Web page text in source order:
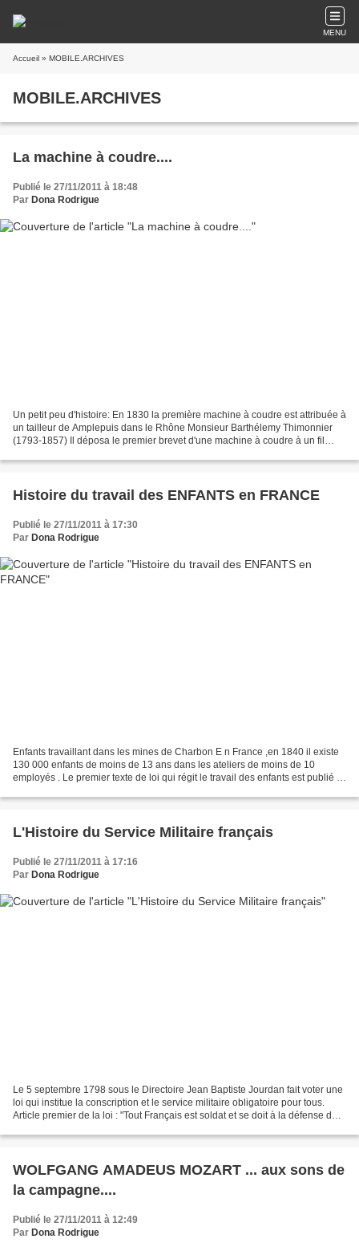
MENU
Accueil » MOBILE.ARCHIVES
MOBILE.ARCHIVES
La machine à coudre....
Publié le 27/11/2011 à 18:48
Par Dona Rodrigue
Un petit peu d'histoire: En 1830 la première machine à coudre est attribuée à
un tailleur de Amplepuis dans le Rhône Monsieur Barthélemy Thimonnier
(1793-1857) Il déposa le premier brevet d'une machine à coudre à un fil
Histoire du travail des ENFANTS en FRANCE
Publié le 27/11/2011 à 17:30
Par Dona Rodrigue
Enfants travaillant dans les mines de Charbon E n France ,en 1840 il existe
130 000 enfants de moins de 13 ans dans les ateliers de moins de 10
employés . Le premier texte de loi qui régit le travail des enfants est publié le
L'Histoire du Service Militaire français
Publié le 27/11/2011 à 17:16
Par Dona Rodrigue
Le 5 septembre 1798 sous le Directoire Jean Baptiste Jourdan fait voter une
loi qui institue la conscription et le service militaire obligatoire pour tous.
Article premier de la loi : "Tout Français est soldat et se doit à la défense de
WOLFGANG AMADEUS MOZART ... aux sons de
la campagne....
Publié le 27/11/2011 à 12:49
Par Dona Rodrigue